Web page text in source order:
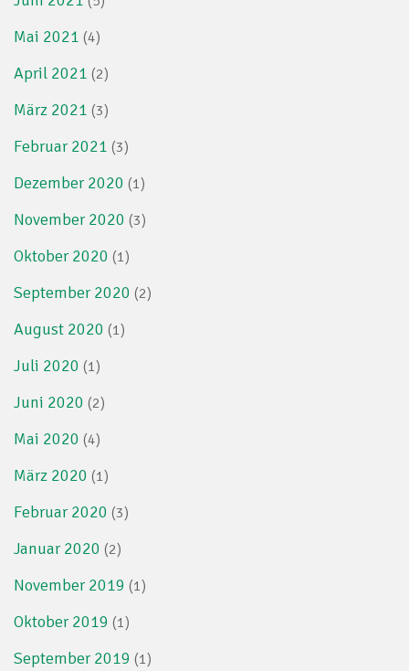
Mai 2021 (4)
April 2021 (2)
März 2021 (3)
Februar 2021 (3)
Dezember 2020 (1)
November 2020 (3)
Oktober 2020 (1)
September 2020 (2)
August 2020 (1)
Juli 2020 (1)
Juni 2020 (2)
Mai 2020 (4)
März 2020 (1)
Februar 2020 (3)
Januar 2020 (2)
November 2019 (1)
Oktober 2019 (1)
September 2019 (1)